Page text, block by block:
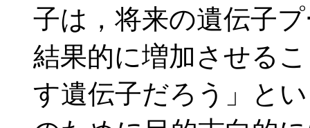
子は，将来の遺伝子
結果的に増加させる
す遺伝子だろう」と